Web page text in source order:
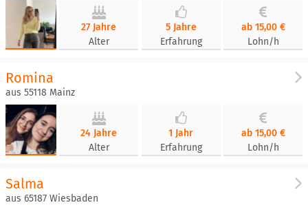
27 Jahre
Alter
5 Jahre
Erfahrung
ab 15,00 €
Lohn/h
Romina
aus 55118 Mainz
24 Jahre
Alter
1 Jahr
Erfahrung
ab 15,00 €
Lohn/h
Salma
aus 65187 Wiesbaden